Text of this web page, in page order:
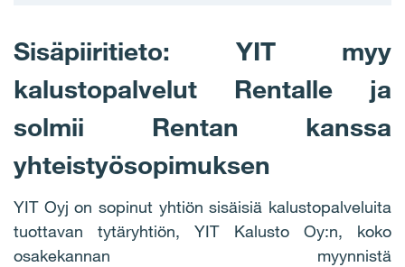
Sisäpiiritieto: YIT myy
kalustopalvelut Rentalle ja
solmii Rentan kanssa
yhteistyösopimuksen
YIT Oyj on sopinut yhtiön sisäisiä kalustopalveluita
tuottavan tytäryhtiön, YIT Kalusto Oy:n, koko
osakekannan myynnistä